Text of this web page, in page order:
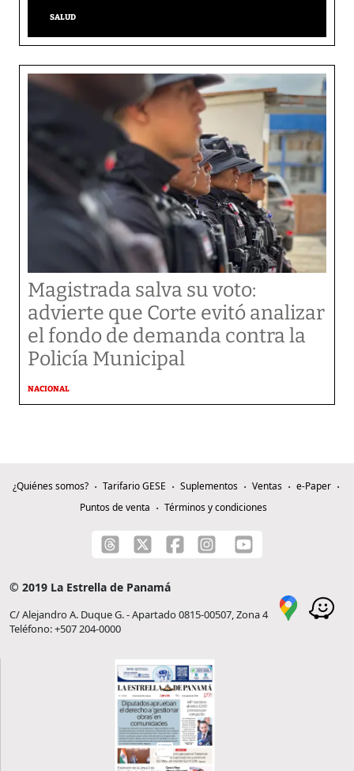
SALUD
Magistrada salva su voto:
advierte que Corte evitó analizar
el fondo de demanda contra la
Policía Municipal
NACIONAL
¿Quiénes somos? Tarifario GESE Suplementos Ventas
e-Paper
Puntos de venta
Términos y condiciones
© 2019 La Estrella de Panamá
C/ Alejandro A. Duque G. - Apartado 0815-00507, Zona 4
Teléfono: +507 204-0000